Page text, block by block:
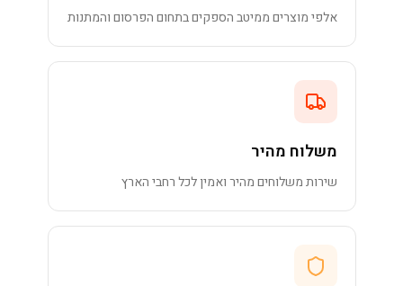
אלפי מוצרים ממיטב הספקים בתחום הפרסום והמתנות
משלוח מהיר
שירות משלוחים מהיר ואמין לכל רחבי הארץ